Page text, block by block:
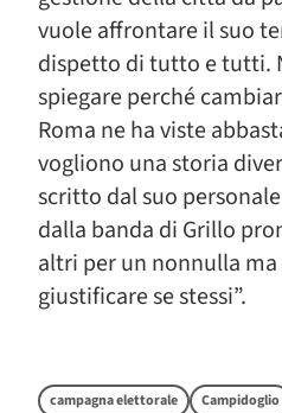
vuole affrontare il suo
dispetto di tutto e tutti.
spiegare perché
Roma ne ha viste
vogliono una storia
scritto dal suo
dalla banda di Grillo
altri per un nonnulla
giustificare se stessi”.
campagna elettorale Campidoglio